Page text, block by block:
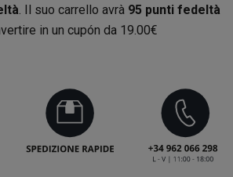
. Il suo carrello avrà 95 punti fedeltà
in un cupón da 19.00€